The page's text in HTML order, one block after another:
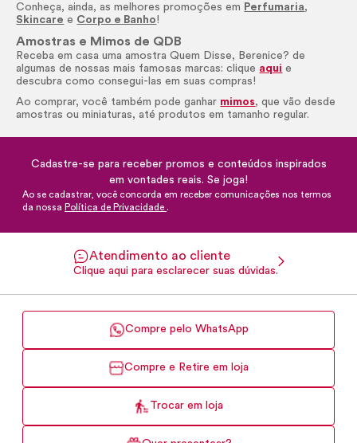
Conheça, ainda, as melhores promoções em Perfumaria,
Skincare e Corpo e Banho!
Amostras e Mimos de QDB
Receba em casa uma amostra Quem Disse, Berenice? de
algumas de nossas mais famosas marcas: clique aqui e
descubra como consegui-las em suas compras!
Ao comprar, você também pode ganhar mimos, que vão desde
amostras ou miniaturas, até produtos em tamanho regular.
Cadastre-se para receber promos e conteúdos inspirados
em vontades reais. Se joga!
Ao se cadastrar, você concorda em receber comunicações nos termos
da nossa Política de Privacidade .
Atendimento ao cliente
Clique aqui para esclarecer suas dúvidas.
Compre pelo WhatsApp
Compre e Retire em loja
Trocar em loja